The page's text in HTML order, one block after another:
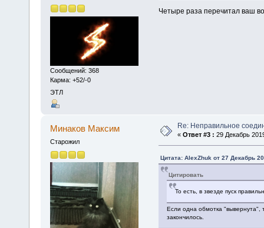
Сообщений: 368
Карма: +52/-0
ЭТЛ
Четыре раза перечитал ваш
Минаков Максим
Старожил
Re: Неправильное
« Ответ #3 : 29 Декабрь
Цитата: AlexZhuk от 27 Декабрь
Цитировать
То есть, в звезде пуск
Если одна обмотка "вывернута",
закончилось.